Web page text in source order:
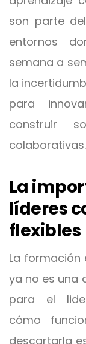
son parte
entornos
semana a
la
para
construir
colaborativas.
La
líderes
flexibles
La formación
ya no es una
para el
cómo
descartarla